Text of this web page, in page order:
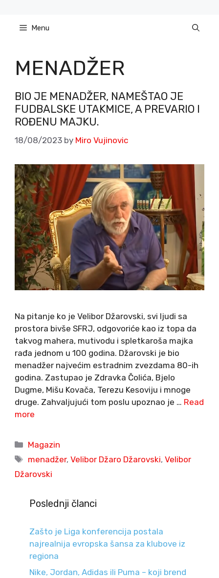
content Menu
MENADŽER
BIO JE MENADŽER, NAMEŠTAO JE
FUDBALSKE UTAKMICE, A PREVARIO I
ROĐENU MAJKU.
18/08/2023 by Miro Vujinovic
Na pitanje ko je Velibor Džarovski, svi ljudi sa
prostora bivše SFRJ, odgovoriće kao iz topa da
takvog mahera, mutivodu i spletkaroša majka
rađa jednom u 100 godina. Džarovski je bio
menadžer najvećim estradnim zvezdama 80-ih
godina. Zastupao je Zdravka Čolića, Bjelo
Dugme, Mišu Kovača, Terezu Kesoviju i mnoge
druge. Zahvaljujući tom poslu upoznao je … Read
more
Categories
Magazin
Tags
menadžer,Velibor Džaro Džarovski,Velibor
Džarovski
Poslednji članci
Zašto je Liga konferencija postala
najrealnija evropska šansa za klubove iz
regiona
Nike, Jordan, Adidas ili Puma – koji brend